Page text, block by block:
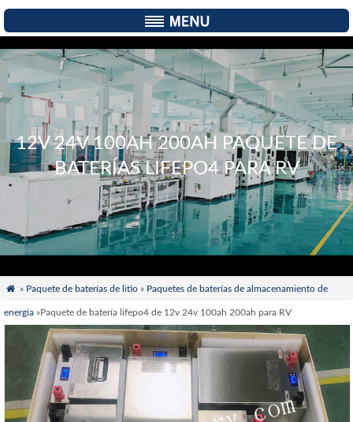
12V 24V 100AH 200AH PAQUETE DE
BATERÍAS LIFEPO4 PARA RV
 » Paquete de baterías de litio» Paquetes de baterías de almacenamiento de
energía »Paquete de batería lifepo4 de 12v 24v 100ah 200ah para RV